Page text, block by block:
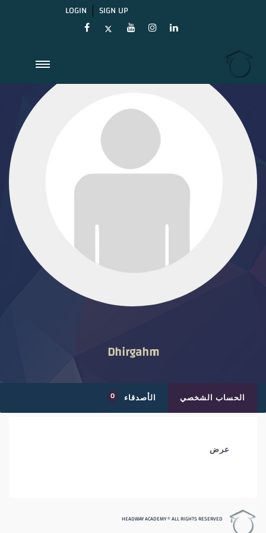
LOGIN SIGN UP
Dhirgahm
الحساب الشخصي الأصدقاء 0
عرض
HEADWAY ACADEMY © ALL RIGHTS RESERVED